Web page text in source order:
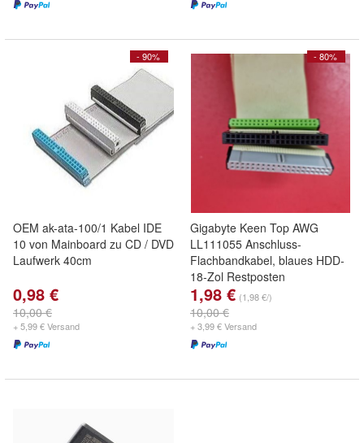
- 90%
OEM ak-ata-100/1 Kabel IDE
10 von Mainboard zu CD / DVD
Laufwerk 40cm
0,98 €
10,00 €
+ 5,99 € Versand
- 80%
Gigabyte Keen Top AWG
LL111055 Anschluss-
Flachbandkabel, blaues HDD-
18-Zol Restposten
1,98 € (1,98 €/)
10,00 €
+ 3,99 € Versand